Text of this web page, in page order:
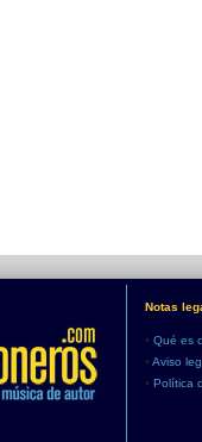
Notas
• Qué es
• Aviso
• Política